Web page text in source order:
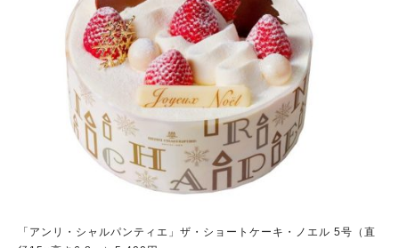
「アンリ・シャルパンティエ」ザ・ショートケーキ・ノエル 5号（直